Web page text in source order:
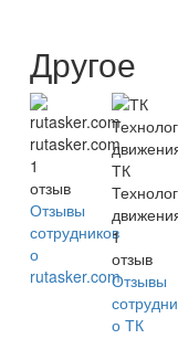
Другое
rutasker.com
1
отзыв
Отзывы
сотрудников
о
rutasker.com
ТК
1
отзыв
Отзывы
о ТК